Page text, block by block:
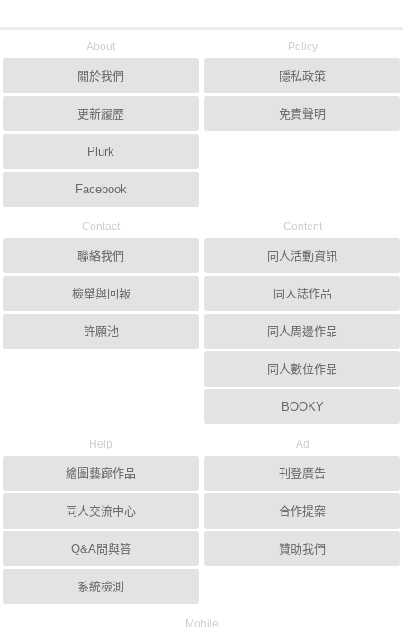
About
關於我們
更新履歷
Plurk
Facebook
Policy
隱私政策
免責聲明
Contact
聯絡我們
檢舉與回報
許願池
Content
同人活動資訊
同人誌作品
同人周邊作品
同人數位作品
BOOKY
Help
繪圖藝廊作品
同人交流中心
Q&A問與答
系統檢測
Ad
刊登廣告
合作提案
贊助我們
Mobile